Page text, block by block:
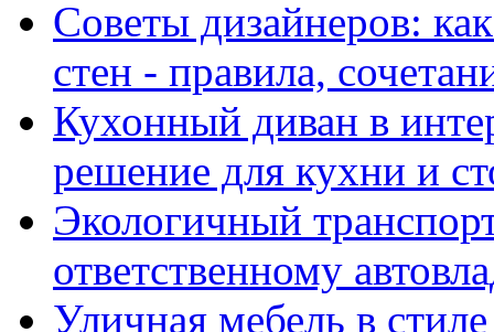
Советы дизайнеров:
стен - правила,
Кухонный диван в
решение для кухни и
Экологичный
ответственному
Уличная мебель в